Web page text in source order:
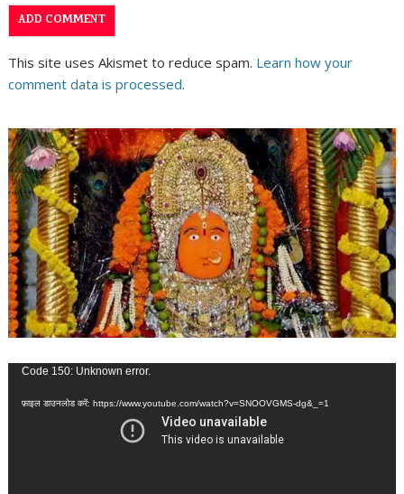
This site uses Akismet to reduce spam. Learn how your
comment data is processed.
वीडियो
Code 150: Unknown error.
फ़ाइल डाउनलोड करें: https://www.youtube.com/watch?v=SNOOVGMS-dg&_=1